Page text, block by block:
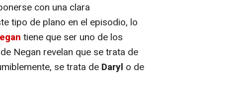
con una clara
tipo de plano en el episodio, lo
tiene que ser uno de los
Negan revelan que se trata de
se trata de Daryl o de